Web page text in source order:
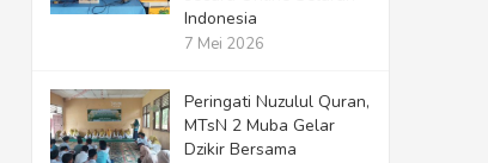
Indonesia
7 Mei 2026
Peringati Nuzulul Quran,
MTsN 2 Muba Gelar
Dzikir Bersama